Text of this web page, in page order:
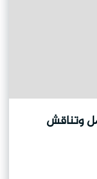
وتناقش